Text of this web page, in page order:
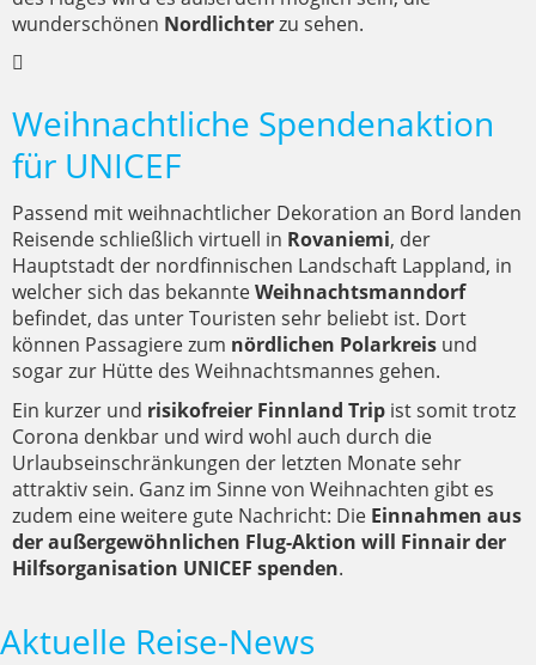
wunderschönen Nordlichterzu sehen.
Weihnachtliche Spendenaktion
für UNICEF
Passend mit weihnachtlicher Dekoration an Bord landen
Reisende schließlich virtuell in Rovaniemi, der
Hauptstadt der nordfinnischen Landschaft Lappland, in
welcher sich das bekannteWeihnachtsmanndorf
befindet, das unter Touristen sehr beliebt ist. Dort
können Passagiere zum nördlichen Polarkreis und
sogar zur Hütte des Weihnachtsmannes gehen.
Ein kurzer und risikofreier Finnland Trip ist somit trotz
Corona denkbar und wird wohl auch durch die
Urlaubseinschränkungen der letzten Monate sehr
attraktiv sein. Ganz im Sinne von Weihnachten gibt es
zudem eine weitere gute Nachricht: Die Einnahmen aus
der außergewöhnlichen Flug-Aktion will Finnair der
Hilfsorganisation UNICEF spenden.
Aktuelle Reise-News